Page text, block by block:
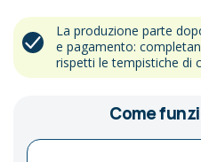
La produzione parte
e pagamento:
rispetti le tempistiche di
Come